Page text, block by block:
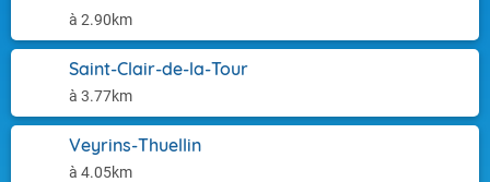
à 2.90km
Saint-Clair-de-la-Tour
à 3.77km
Veyrins-Thuellin
à 4.05km